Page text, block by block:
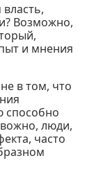
Возможно,
и мнения
в том, что
способно
люди,
часто